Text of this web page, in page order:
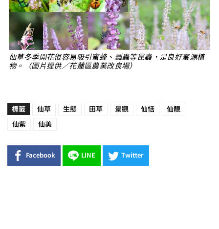
仙草冬季開花很容易吸引蜜蜂、瓢蟲等昆蟲，是良好蜜源植
物。（圖片提供／花蓮區農業改良場）
標籤 仙草 生態 田草 景觀 仙恬 仙靚
仙紫 仙美
Facebook LINE Twitter